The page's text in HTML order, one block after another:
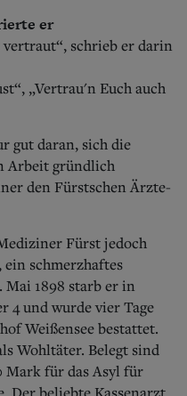
er
schrieb er darin
„Vertrau'n Euch auch
gut daran, sich die
Arbeit gründlich
den Fürstschen Ärzte-
Fürst jedoch
schmerzhaftes
1898 starb er in
4 und wurde vier Tage
Weißensee bestattet.
Wohltäter. Belegt sind
Mark für das Asyl für